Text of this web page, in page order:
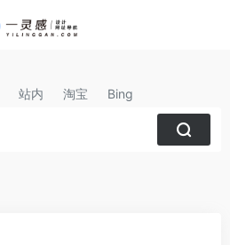
站内 淘宝 Bing